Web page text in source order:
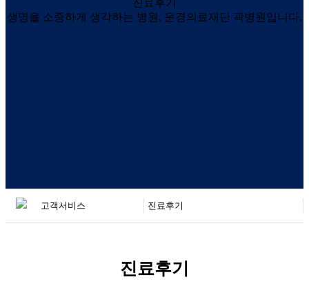
진료후기
생명을 소중하게 생각하는 병원, 운경의료재단 곽병원입니다.
진료후기